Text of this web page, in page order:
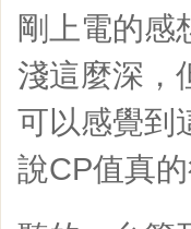
剛上電的感
淺這麼深，
可以感覺到
說CP值真